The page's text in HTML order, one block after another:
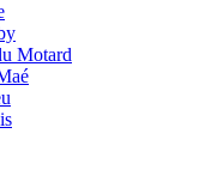
Motard